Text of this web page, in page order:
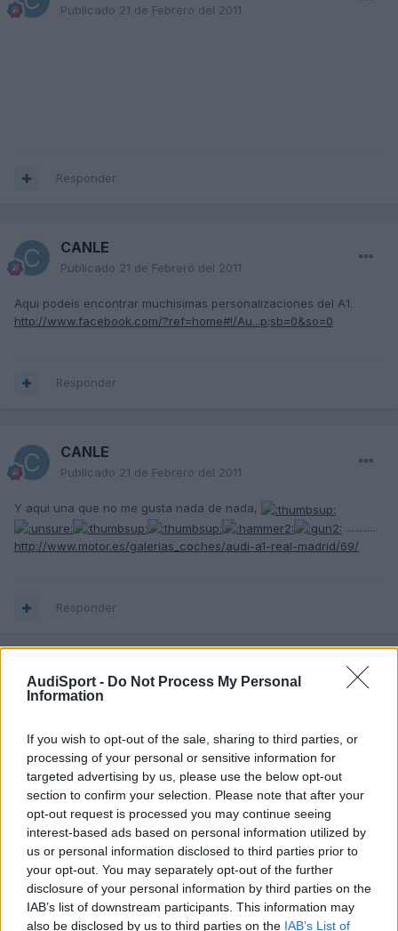
AudiSport - Do Not Process My Personal
Information
If you wish to opt-out of the sale, sharing to third parties, or
processing of your personal or sensitive information for
targeted advertising by us, please use the below opt-out
section to confirm your selection. Please note that after your
opt-out request is processed you may continue seeing
interest-based ads based on personal information utilized by
us or personal information disclosed to third parties prior to
your opt-out. You may separately opt-out of the further
disclosure of your personal information by third parties on the
IAB’s list of downstream participants. This information may
also be disclosed by us to third parties on the IAB’s List of
Publicado 21 de Febrero del 2011
Responder
CANLE
Publicado 21 de Febrero del 2011
Aqui podeis encontrar muchisimas personalizaciones del A1.
http://www.facebook.com/?ref=home#!/Au...p;sb=0&so=0
Responder
CANLE
Publicado 21 de Febrero del 2011
Y aqui una que no me gusta nada de nada,
............
http://www.motor.es/galerias_coches/audi-a1-real-madrid/69/
Responder
alagar27
Publicado
Pues a mi me gusta la del real madrid, ojala fuese el mio. Jeje
Responder
CANLE
Publicado21 de Febrero del 2011
Soy del Atleti. jaja